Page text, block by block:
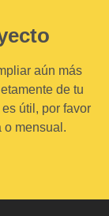
aún más
de tu
útil, por favor
o mensual.